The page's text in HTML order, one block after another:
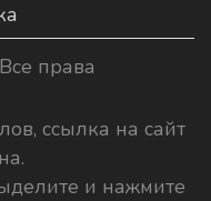
права
ссылка на сайт
и нажмите